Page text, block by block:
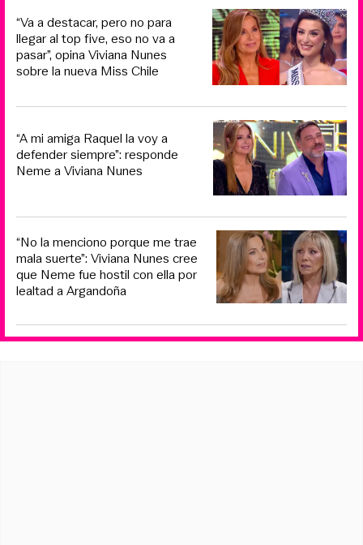
“Va a destacar, pero no para
llegar al top five, eso no va a
pasar”, opina Viviana Nunes
sobre la nueva Miss Chile
“A mi amiga Raquel la voy a
defender siempre”: responde
Neme a Viviana Nunes
“No la menciono porque me trae
mala suerte”: Viviana Nunes cree
que Neme fue hostil con ella por
lealtad a Argandoña